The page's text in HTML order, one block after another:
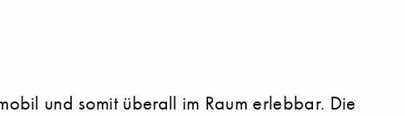
und somit überall im Raum erlebbar. Die